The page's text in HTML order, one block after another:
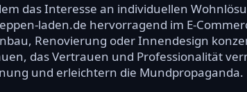
das Interesse an individuellen
laden.de hervorragend im E-
Renovierung oder Innendesign
das Vertrauen und Professionalität
und erleichtern die Mundpropaganda.